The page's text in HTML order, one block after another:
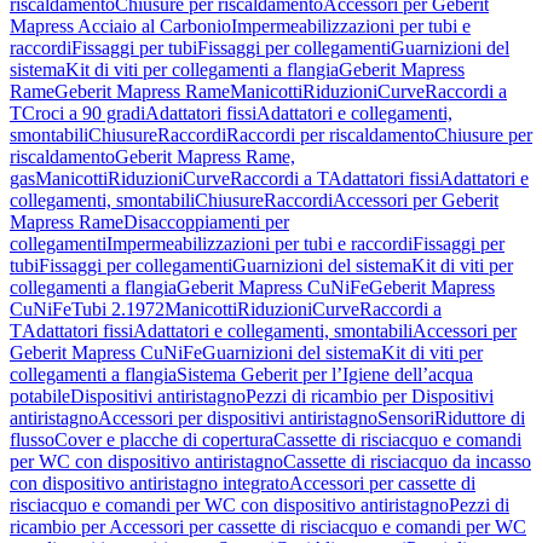
riscaldamentoChiusure per riscaldamentoAccessori per Geberit
Mapress Acciaio al CarbonioImpermeabilizzazioni per tubi e
raccordiFissaggi per tubiFissaggi per collegamentiGuarnizioni del
sistemaKit di viti per collegamenti a flangiaGeberit Mapress
RameGeberit Mapress RameManicottiRiduzioniCurveRaccordi a
TCroci a 90 gradiAdattatori fissiAdattatori e collegamenti,
smontabiliChiusureRaccordiRaccordi per riscaldamentoChiusure per
riscaldamentoGeberit Mapress Rame,
gasManicottiRiduzioniCurveRaccordi a TAdattatori fissiAdattatori e
collegamenti, smontabiliChiusureRaccordiAccessori per Geberit
Mapress RameDisaccoppiamenti per
collegamentiImpermeabilizzazioni per tubi e raccordiFissaggi per
tubiFissaggi per collegamentiGuarnizioni del sistemaKit di viti per
collegamenti a flangiaGeberit Mapress CuNiFeGeberit Mapress
CuNiFeTubi 2.1972ManicottiRiduzioniCurveRaccordi a
TAdattatori fissiAdattatori e collegamenti, smontabiliAccessori per
Geberit Mapress CuNiFeGuarnizioni del sistemaKit di viti per
collegamenti a flangiaSistema Geberit per l’Igiene dell’acqua
potabileDispositivi antiristagnoPezzi di ricambio per Dispositivi
antiristagnoAccessori per dispositivi antiristagnoSensoriRiduttore di
flussoCover e placche di coperturaCassette di risciacquo e comandi
per WC con dispositivo antiristagnoCassette di risciacquo da incasso
con dispositivo antiristagno integratoAccessori per cassette di
risciacquo e comandi per WC con dispositivo antiristagnoPezzi di
ricambio per Accessori per cassette di risciacquo e comandi per WC